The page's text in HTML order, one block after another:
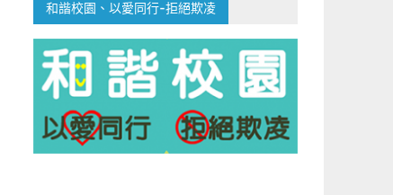
和諧校園、以愛同行-拒絕欺凌